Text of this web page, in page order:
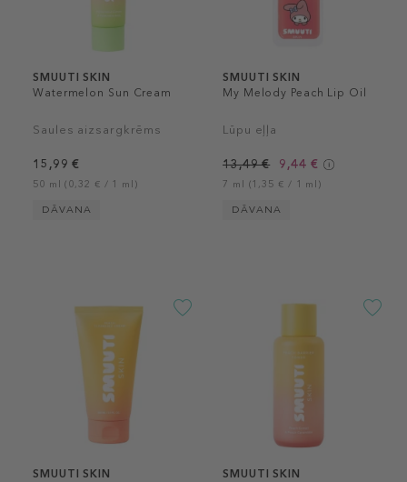
SMUUTI SKIN
Watermelon Sun Cream
Saules aizsargkrēms
15,99 €
50 ml (0,32 € / 1 ml)
DĀVANA
SMUUTI SKIN
My Melody Peach Lip Oil
Lūpu eļļa
13,49 € 9,44 €
7 ml (1,35 € / 1 ml)
DĀVANA
SMUUTI SKIN
SMUUTI SKIN